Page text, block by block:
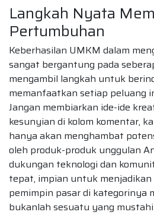
Langkah Nyata
Pertumbuhan
Keberhasilan UMKM dalam
sangat bergantung pada
mengambil langkah untuk
memanfaatkan setiap peluang
Jangan membiarkan ide-ide
kesunyian di kolom komentar,
hanya akan menghambat
oleh produk-produk unggulan
dukungan teknologi dan
tepat, impian untuk menjadikan
pemimpin pasar di kategorinya
bukanlah sesuatu yang